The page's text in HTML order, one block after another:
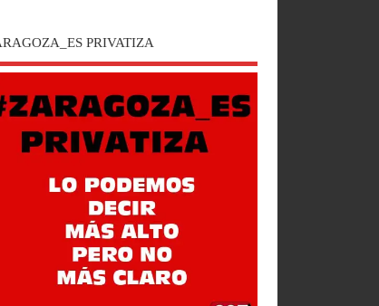
PRIVATIZA